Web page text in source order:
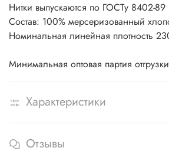
Нитки выпускаются по ГОСТу 8402-89
Состав: 100% мерсеризованный
Номинальная линейная плотность
Минимальная оптовая партия
Характеристики
Отзывы